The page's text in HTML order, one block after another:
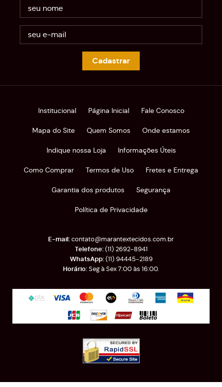
Cadastrar
Institucional Página Inicial Fale Conosco
Mapa do Site Quem Somos Onde estamos
Indique nossa Loja Informações Úteis
Como Comprar Termos de Uso Fretes e Entrega
Garantia dos produtos Segurança
Política de Privacidade
(11)2692-8941
(11)94445-2189
Seg à Sex 7:00 às 16:00.
contato@marantextecidos.com.br